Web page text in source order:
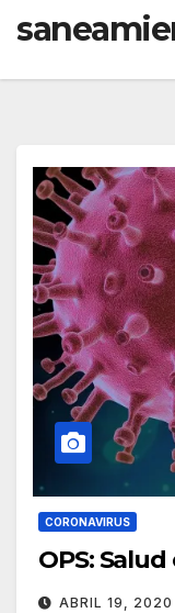
CORONAVIRUS
ABRIL 19, 2020